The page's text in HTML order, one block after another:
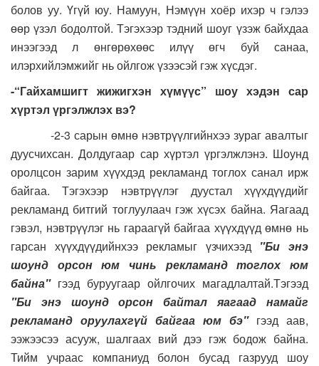
болов уу. Үгүй юу. Намуун, Нэмүүн хоёр ихэр ч гэлээ
өөр үзэл бодолтой. Тэгэхээр тэдний шоуг үзэж байхдаа
инээгээд л өнгөрөхөөс илүү өгч буй санаа,
илэрхийлэмжийг нь ойлгож үзээсэй гэж хүсдэг.
-“Гайхамшигт жижигхэн хүмүүс” шоу хэдэн сар
хүртэл үргэлжлэх вэ?
-2-3 сарын өмнө нэвтрүүлгийнхээ зураг авалтыг
дуусчихсан. Долдугаар сар хүртэл үргэлжлэнэ. Шоунд
оролцсон зарим хүүхдэд рекламанд тоглох санал ирж
байгаа. Тэгэхээр нэвтрүүлэг дуустал хүүхдүүдийг
рекламанд битгий тоглуулаач гэж хүсэх байна. Яагаад
гэвэл, нэвтрүүлэг нь гараагүй байгаа хүүхдүүд өмнө нь
гарсан хүүхдүүдийнхээ рекламыг үзчихээд"Би энэ
шоунд орсон юм чинь рекламанд тоглох юм
байна"гээд буруугаар ойлгочих магадлалтай.Тэгээд
"Би энэ шоунд орсон байтал яагаад намайг
рекламанд оруулахгүй байгаа юм бэ" гээд аав,
ээжээсээ асууж, шалгаах вий дээ гэж бодож байна.
Тийм учраас компаниуд болон бусад газрууд шоу